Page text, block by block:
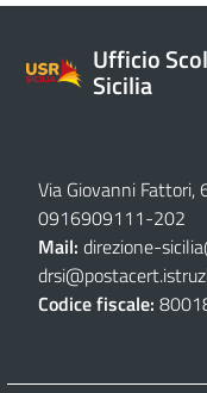
Ufficio
Sicilia
Via Giovanni Fattori,
0916909111-202
Mail: direzione-
Codice fiscale: